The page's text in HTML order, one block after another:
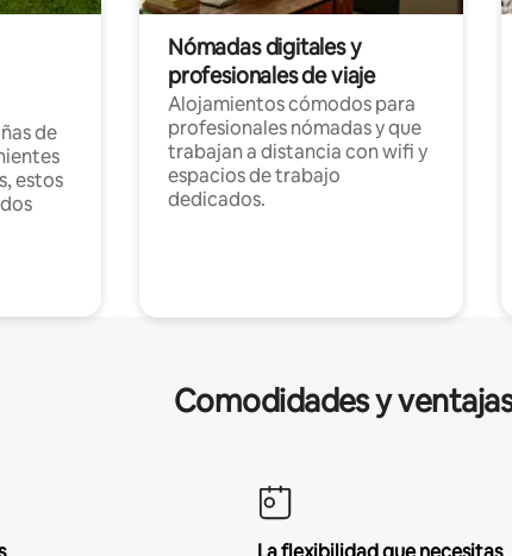
de
estos
Nómadas digitales y
profesionales de viaje
Alojamientos cómodos para
profesionales nómadas y que
trabajan a distancia con wifi y
espacios de trabajo
dedicados.
Comodidades y